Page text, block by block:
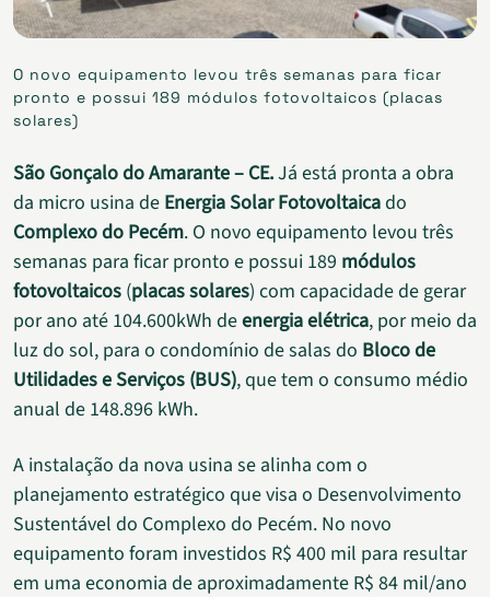
O novo equipamento levou três semanas para ficar
pronto e possui 189 módulos fotovoltaicos (placas
solares)
São Gonçalo do Amarante – CE.Já está pronta a obra
da micro usina de Energia Solar Fotovoltaicado
Complexo do Pecém. O novo equipamento levou três
semanas para ficar pronto e possui 189 módulos
fotovoltaicos (placas solares) com capacidade de gerar
por ano até 104.600kWh deenergia elétrica, por meio da
luz do sol, para o condomínio de salas do Bloco de
Utilidades e Serviços (BUS), que tem o consumo médio
anual de 148.896 kWh.
A instalação da nova usina se alinha com o
planejamento estratégico que visa o Desenvolvimento
Sustentável do Complexo do Pecém. No novo
equipamento foram investidos R$ 400 mil para resultar
em uma economia de aproximadamente R$ 84 mil/ano